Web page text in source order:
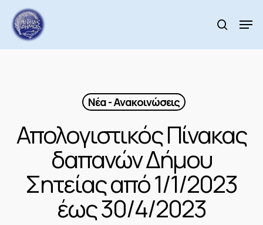
main
content
search
Νέα - Ανακοινώσεις
Απολογιστικός Πίνακας
δαπανών Δήμου
Σητείας από 1/1/2023
έως 30/4/2023
Menu